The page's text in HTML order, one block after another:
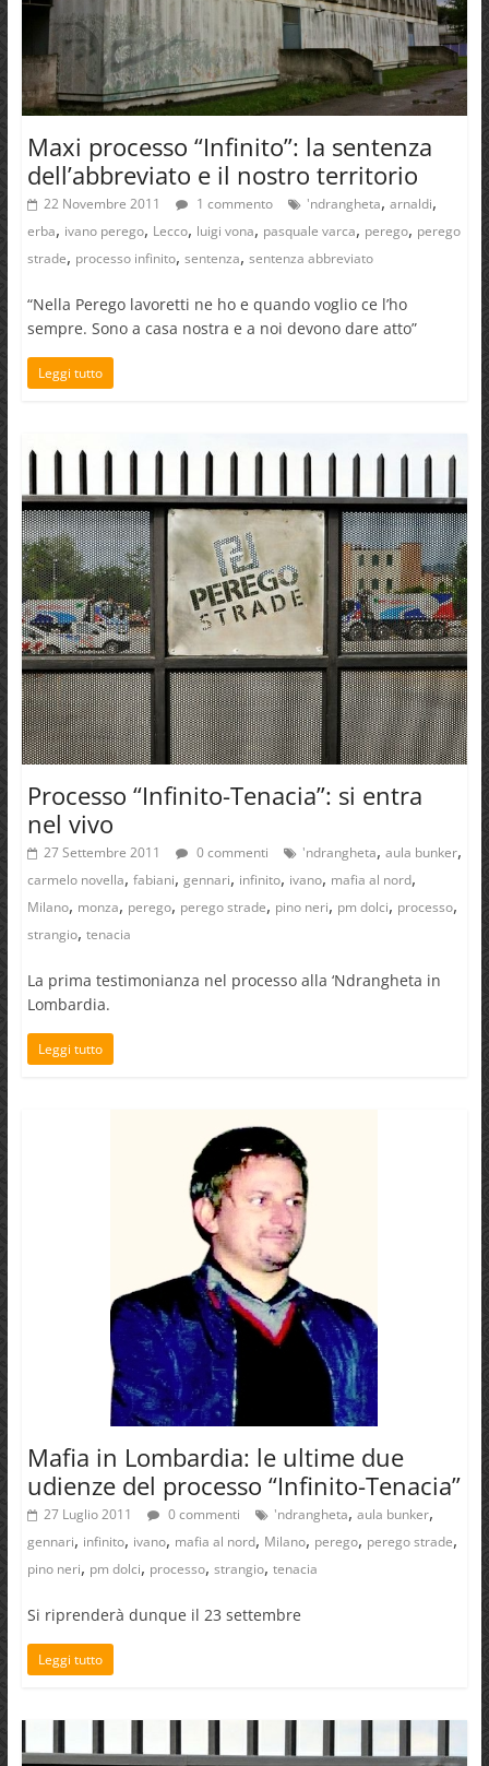
Maxi processo “Infinito”: la sentenza
dell’abbreviato e il nostro territorio
22 Novembre 2011 1 commento 'ndrangheta, arnaldi,
erba, ivano perego, Lecco, luigi vona, pasquale varca, perego, perego
strade, processo infinito, sentenza, sentenza abbreviato
“Nella Perego lavoretti ne ho e quando voglio ce l’ho
sempre. Sono a casa nostra e a noi devono dare atto”
Leggi tutto
Processo “Infinito-Tenacia”: si entra
nel vivo
27 Settembre 2011 0 commenti 'ndrangheta, aula bunker,
carmelo novella, fabiani, gennari, infinito, ivano, mafia al nord,
Milano, monza, perego, perego strade, pino neri, pm dolci, processo,
strangio, tenacia
La prima testimonianza nel processo alla ‘Ndrangheta in
Lombardia.
Leggi tutto
Mafia in Lombardia: le ultime due
udienze del processo “Infinito-Tenacia”
27 Luglio 2011 0 commenti 'ndrangheta, aula bunker,
gennari, infinito, ivano, mafia al nord, Milano, perego, perego strade,
pino neri, pm dolci, processo, strangio, tenacia
Si riprenderà dunque il 23 settembre
Leggi tutto